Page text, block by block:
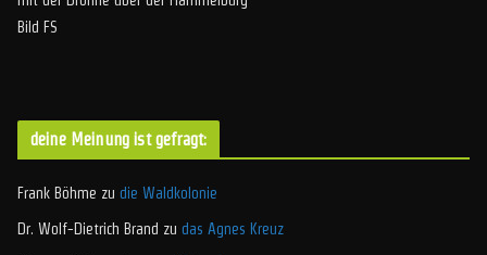
Bild FS
deine Meinung ist gefragt:
Frank Böhme zu die Waldkolonie
Dr. Wolf-Dietrich Brand zu das Agnes Kreuz